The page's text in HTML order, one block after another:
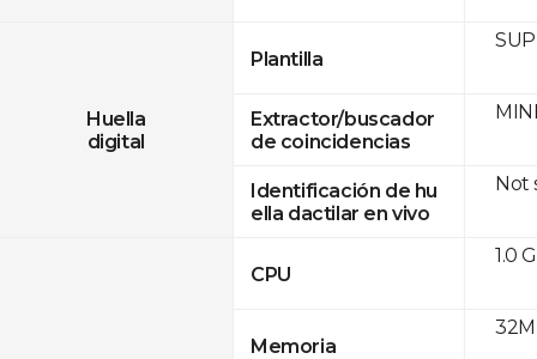
Huella
digital
Plantilla
Extractor/buscador
de coincidencias
Identificación de hu
ella dactilar en vivo
CPU
Memoria
Not
1.0